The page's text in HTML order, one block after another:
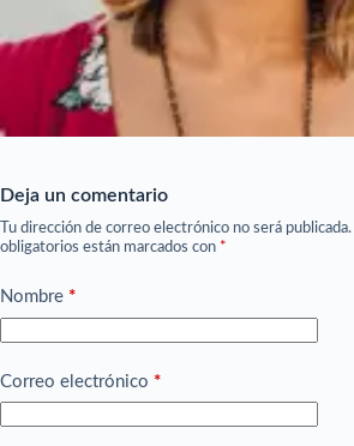
Deja un comentario
Tu dirección de correo electrónico no será publicada.
obligatorios están marcados con *
Nombre *
Correo electrónico *